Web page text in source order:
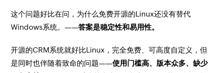
这个问题好比在问，为什么免费开源的Linux还没有替代
Windows系统。——答案是稳定性和易用性。
开源的CRM系统就好比Linux，完全免费、可高度自定义，但
是同时也伴随着致命的问题——使用门槛高、版本众多、缺少